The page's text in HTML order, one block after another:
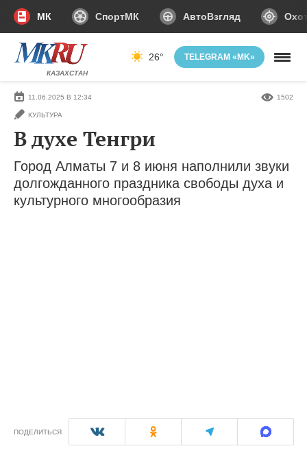
МК СпортМК АвтоВзгляд
КАЗАХСТАН
26° TELEGRAM «MK»
11.06.2025 В 12:34
КУЛЬТУРА
1502
В духе Тенгри
Город Алматы 7 и 8 июня наполнили звуки
долгожданного праздника свободы духа и
культурного многообразия
ПОДЕЛИТЬСЯ